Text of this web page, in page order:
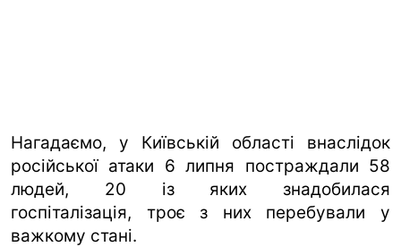
Нагадаємо, у Київській області внаслідок
російської атаки 6 липня постраждали 58
людей, 20 із яких знадобилася
госпіталізація, троє з них перебували у
важкому стані.